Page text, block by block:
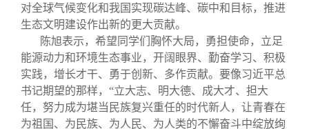
对全球气候变化和我国实现碳达峰、碳中和目标，推进
生态文明建设作出新的更大贡献。
陈旭表示，希望同学们胸怀大局，勇担使命，立足
能源动力和环境生态事业，开阔眼界、勤奋学习、积极
实践，增长才干、勇于创新、多作贡献。要像习近平总
书记期望的那样，“立大志、明大德、成大才、担大
任，努力成为堪当民族复兴重任的时代新人，让青春在
为祖国、为民族、为人民、为人类的不懈奋斗中绽放绚